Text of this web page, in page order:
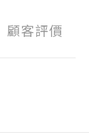
顧客評價